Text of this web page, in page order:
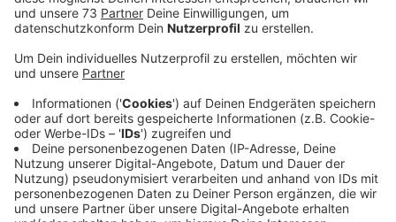
Veröffentlicht:Donnerstag, 12.02.2026 15:52
Anzeige
Stadt bittet um Anmeldung
Anzeige
Dann wird der achtlos weggeworfene Müll an den